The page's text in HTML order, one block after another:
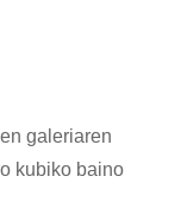
galeriaren
kubiko baino